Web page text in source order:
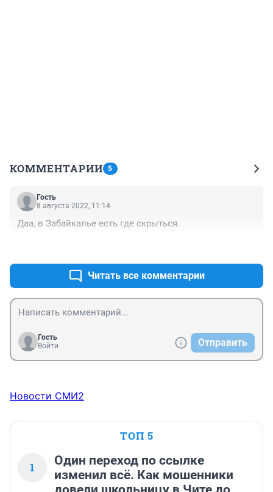
КОММЕНТАРИИ 5
Гость
8 августа 2022, 11:14
Даа, в Забайкалье есть где скрыться.
Читать все комментарии
Гость
Войти
Отправить
Новости СМИ2
ТОП 5
1
Один переход по ссылке
изменил всё. Как мошенники